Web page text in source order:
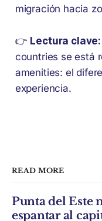
migración hacia
👉 Lectura clave:
countries se está
amenities: el
experiencia.
READ MORE
Punta del Este
espantar al